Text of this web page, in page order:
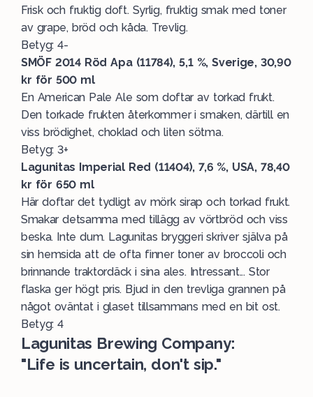
Frisk och fruktig doft. Syrlig, fruktig smak med toner
av grape, bröd och kåda. Trevlig.
Betyg: 4-
SMÖF 2014 Röd Apa (11784), 5,1 %, Sverige, 30,90
kr för 500 ml
En American Pale Ale som doftar av torkad frukt.
Den torkade frukten återkommer i smaken, därtill en
viss brödighet, choklad och liten sötma.
Betyg: 3+
Lagunitas Imperial Red (11404), 7,6 %, USA, 78,40
kr för 650 ml
Här doftar det tydligt av mörk sirap och torkad frukt.
Smakar detsamma med tillägg av vörtbröd och viss
beska. Inte dum. Lagunitas bryggeri skriver själva på
sin hemsida att de ofta finner toner av broccoli och
brinnande traktordäck i sina ales. Intressant... Stor
flaska ger högt pris. Bjud in den trevliga grannen på
något oväntat i glaset tillsammans med en bit ost.
Betyg: 4
Lagunitas Brewing Company:
"Life is uncertain, don't sip."